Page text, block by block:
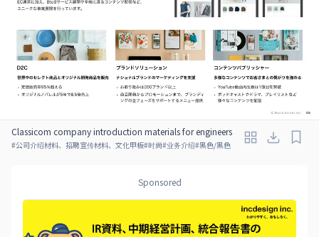
Classicom company introduction materials for engineers
#公司介绍材料、招聘宣传材料、文化甲板#时尚#业务介绍#黑色/黑色
Sponsored